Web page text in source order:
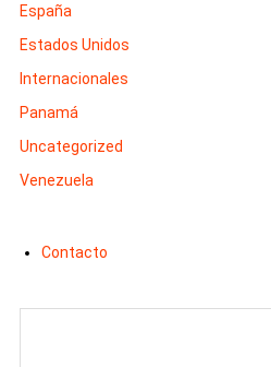
España
Estados Unidos
Internacionales
Panamá
Uncategorized
Venezuela
Contacto